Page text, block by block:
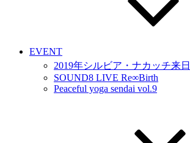
EVENT
2019年シルビア・ナカッチ来
SOUND8 LIVE Re∞Birth
Peaceful yoga sendai vol.9